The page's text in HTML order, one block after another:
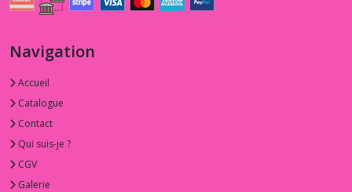
Navigation
Accueil
Catalogue
Contact
Qui suis-je ?
CGV
Galerie